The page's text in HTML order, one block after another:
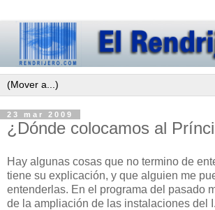
23 mar 2009
¿Dónde colocamos al
Hay algunas cosas que no termino de
tiene su explicación, y que alguien me
entenderlas. En el programa del pasado
de la ampliación de las instalaciones del